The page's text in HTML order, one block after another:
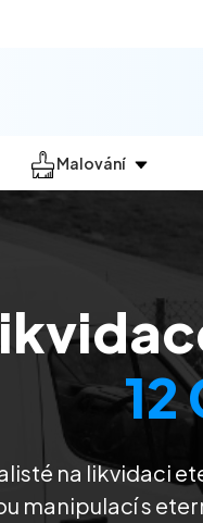
Malování
Malování kanceláří
Malování
na likvidaci
manipulací s